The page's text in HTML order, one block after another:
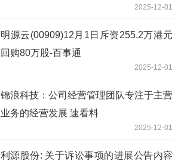
2025-12-01
明源云(00909)12月1日斥资255.2万港元
回购80万股-百事通
2025-12-01
锦浪科技：公司经营管理团队专注于主营
业务的经营发展 速看料
2025-12-01
利源股份: 关于诉讼事项的进展公告内容